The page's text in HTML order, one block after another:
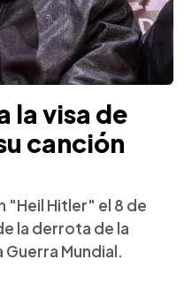
la visa de
canción
"Heil Hitler" el 8 de
la derrota de la
Guerra Mundial.